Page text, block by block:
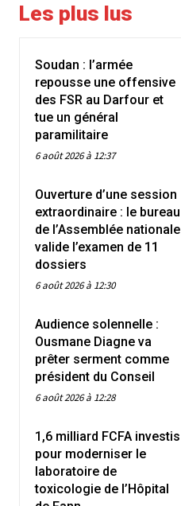
Les plus lus
Soudan : l’armée
repousse une offensive
des FSR au Darfour et
tue un général
paramilitaire
6 août 2026 à 12:37
Ouverture d’une session
extraordinaire : le bureau
de l’Assemblée nationale
valide l’examen de 11
dossiers
6 août 2026 à 12:30
Audience solennelle :
Ousmane Diagne va
prêter serment comme
président du Conseil
6 août 2026 à 12:28
1,6 milliard FCFA investis
pour moderniser le
laboratoire de
toxicologie de l’Hôpital